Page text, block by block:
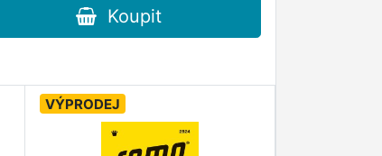
Koupit
VÝPRODEJ